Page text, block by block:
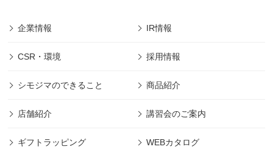
企業情報 IR情報
CSR・環境 採用情報
シモジマのできること 商品紹介
店舗紹介 講習会のご案内
ギフトラッピング WEBカタログ